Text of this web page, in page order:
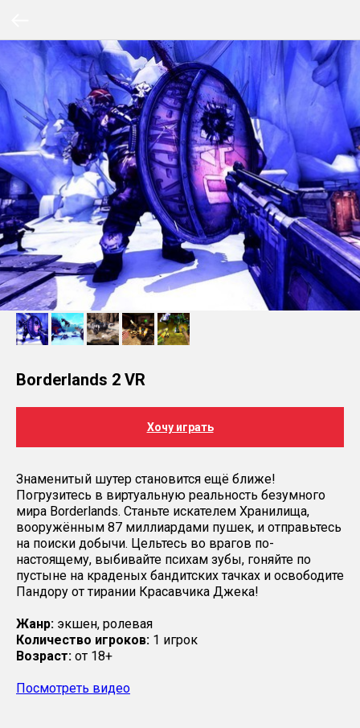
Borderlands 2 VR
Хочу играть
Знаменитый шутер становится ещё ближе!
Погрузитесь в виртуальную реальность безумного
мира Borderlands. Станьте искателем Хранилища,
вооружённым 87 миллиардами пушек, и отправьтесь
на поиски добычи. Цельтесь во врагов по-
настоящему, выбивайте психам зубы, гоняйте по
пустыне на краденых бандитских тачках и освободите
Пандору от тирании Красавчика Джека!
Жанр: экшен, ролевая
Количество игроков: 1 игрок
Возраст: от 18+
Посмотреть видео